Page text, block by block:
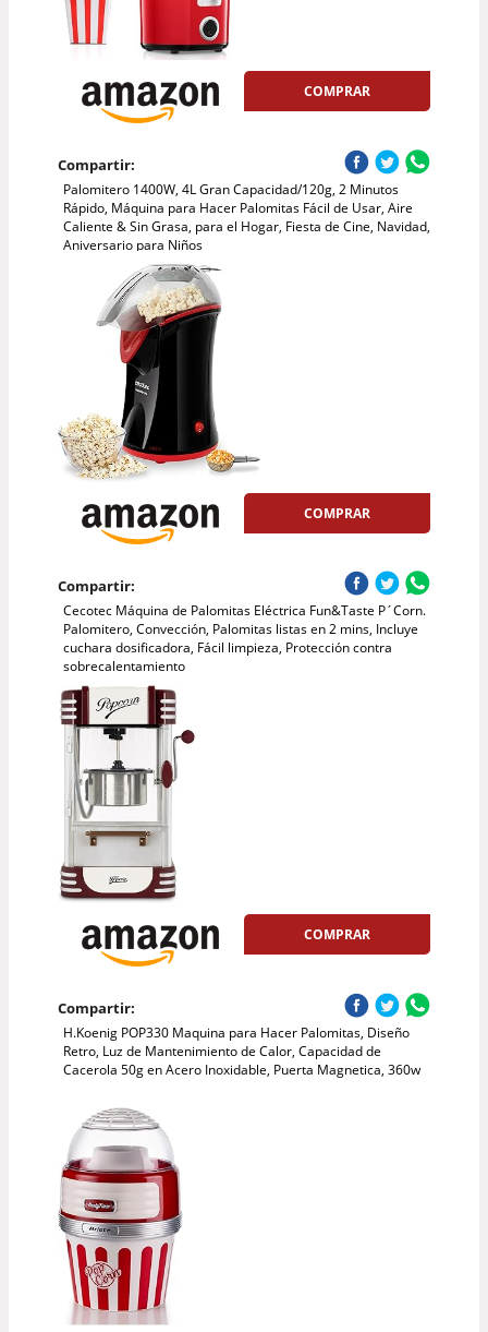
COMPRAR
Compartir:
Palomitero 1400W, 4L Gran Capacidad/120g, 2 Minutos
Rápido, Máquina para Hacer Palomitas Fácil de Usar, Aire
Caliente & Sin Grasa, para el Hogar, Fiesta de Cine, Navidad,
Aniversario para Niños
COMPRAR
Compartir:
Cecotec Máquina de Palomitas Eléctrica Fun&Taste P´Corn.
Palomitero, Convección, Palomitas listas en 2 mins, Incluye
cuchara dosificadora, Fácil limpieza, Protección contra
sobrecalentamiento
COMPRAR
Compartir:
H.Koenig POP330 Maquina para Hacer Palomitas, Diseño
Retro, Luz de Mantenimiento de Calor, Capacidad de
Cacerola 50g en Acero Inoxidable, Puerta Magnetica, 360w